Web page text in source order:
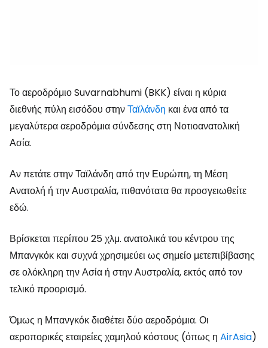
Το αεροδρόμιο Suvarnabhumi (BKK) είναι η κύρια
διεθνής πύλη εισόδου στηνΤαϊλάνδη και ένα από τα
μεγαλύτερα αεροδρόμια σύνδεσης στη Νοτιοανατολική
Ασία.
Αν πετάτε στην Ταϊλάνδη από την Ευρώπη, τη Μέση
Ανατολή ή την Αυστραλία, πιθανότατα θα προσγειωθείτε
εδώ.
Βρίσκεται περίπου 25 χλμ. ανατολικά του κέντρου της
Μπανγκόκ και συχνά χρησιμεύει ως σημείο μετεπιβίβασης
σε ολόκληρη την Ασία ή στην Αυστραλία, εκτός από τον
τελικό προορισμό.
Όμως η Μπανγκόκ διαθέτει δύο αεροδρόμια. Οι
αεροπορικές εταιρείες χαμηλού κόστους (όπως η AirAsia)